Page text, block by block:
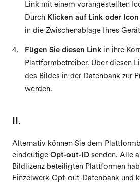
Link mit einem vorangestellten
Durch Klicken auf Link oder Icon
in die Zwischenablage Ihres
Fügen Sie diesen Link in ihre
Plattformbetreiber. Über diesen
des Bildes in der Datenbank zur
werden.
II.
Alternativ können Sie dem
eindeutige Opt-out-ID senden. Alle
Bildlizenz beteiligten Plattformen
Einzelwerk-Opt-out-Datenbank und